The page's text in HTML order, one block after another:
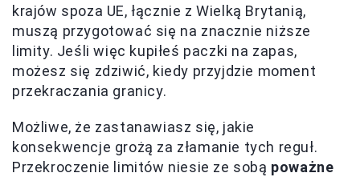
krajów spoza UE, łącznie z Wielką Brytanią,
muszą przygotować się na znacznie niższe
limity. Jeśli więc kupiłeś paczki na zapas,
możesz się zdziwić, kiedy przyjdzie moment
przekraczania granicy.
Możliwe, że zastanawiasz się, jakie
konsekwencje grożą za złamanie tych reguł.
Przekroczenie limitów niesie ze sobą poważne